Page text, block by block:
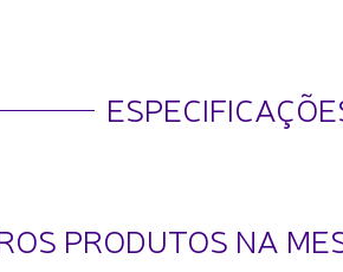
PRODUTOS NA